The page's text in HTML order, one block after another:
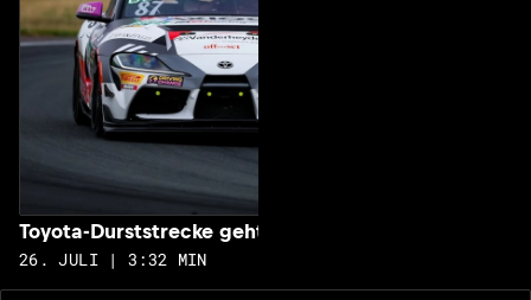
Toyota-Durststrecke geht zu Ende
26. JULI | 3:32 MIN